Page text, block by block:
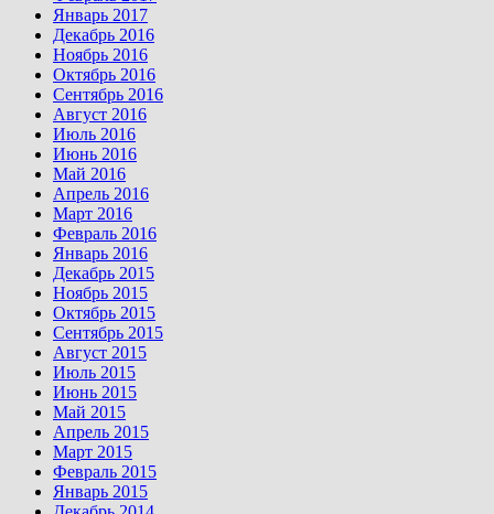
Январь 2017
Декабрь 2016
Ноябрь 2016
Октябрь 2016
Сентябрь 2016
Август 2016
Июль 2016
Июнь 2016
Май 2016
Апрель 2016
Март 2016
Февраль 2016
Январь 2016
Декабрь 2015
Ноябрь 2015
Октябрь 2015
Сентябрь 2015
Август 2015
Июль 2015
Июнь 2015
Май 2015
Апрель 2015
Март 2015
Февраль 2015
Январь 2015